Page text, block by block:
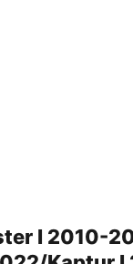
I 2010-